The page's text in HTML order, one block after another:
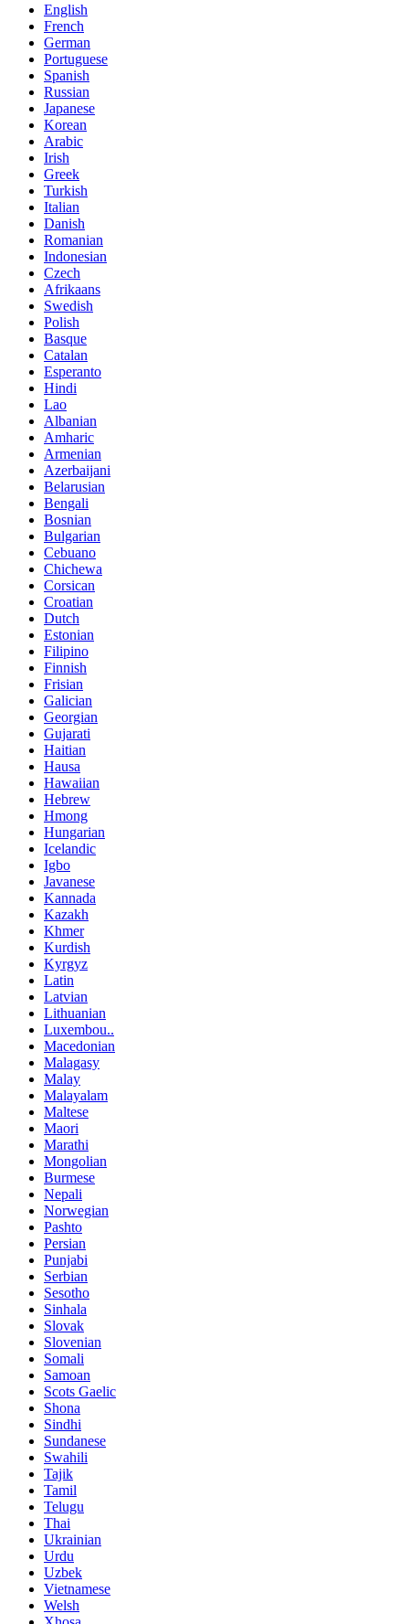
English
French
German
Portuguese
Spanish
Russian
Japanese
Korean
Arabic
Irish
Greek
Turkish
Italian
Danish
Romanian
Indonesian
Czech
Afrikaans
Swedish
Polish
Basque
Catalan
Esperanto
Hindi
Lao
Albanian
Amharic
Armenian
Azerbaijani
Belarusian
Bengali
Bosnian
Bulgarian
Cebuano
Chichewa
Corsican
Croatian
Dutch
Estonian
Filipino
Finnish
Frisian
Galician
Georgian
Gujarati
Haitian
Hausa
Hawaiian
Hebrew
Hmong
Hungarian
Icelandic
Igbo
Javanese
Kannada
Kazakh
Khmer
Kurdish
Kyrgyz
Latin
Latvian
Lithuanian
Luxembou..
Macedonian
Malagasy
Malay
Malayalam
Maltese
Maori
Marathi
Mongolian
Burmese
Nepali
Norwegian
Pashto
Persian
Punjabi
Serbian
Sesotho
Sinhala
Slovak
Slovenian
Somali
Samoan
Scots Gaelic
Shona
Sindhi
Sundanese
Swahili
Tajik
Tamil
Telugu
Thai
Ukrainian
Urdu
Uzbek
Vietnamese
Welsh